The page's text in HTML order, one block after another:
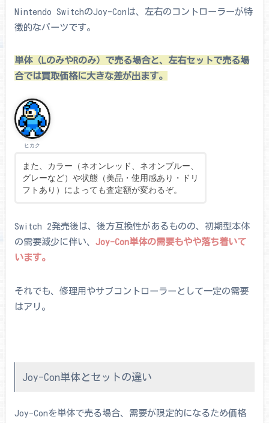
Nintendo SwitchのJoy-Conは、左右のコントローラーが特
徴的なパーツです。
単体（LのみやRのみ）で売る場合と、左右セットで売る場
合では買取価格に大きな差が出ます。
ヒカク
また、カラー（ネオンレッド、ネオンブルー、
グレーなど）や状態（美品・使用感あり・ドリ
フトあり）によっても査定額が変わるぞ。
Switch 2発売後は、後方互換性があるものの、初期型本体
の需要減少に伴い、 Joy-Con単体の需要もやや落ち着いて
います。
それでも、修理用やサブコントローラーとして一定の需要
はアリ。
Joy-Con単体とセットの違い
Joy-Conを単体で売る場合、需要が限定的になるため価格